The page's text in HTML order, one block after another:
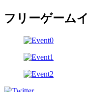
フリーゲーム